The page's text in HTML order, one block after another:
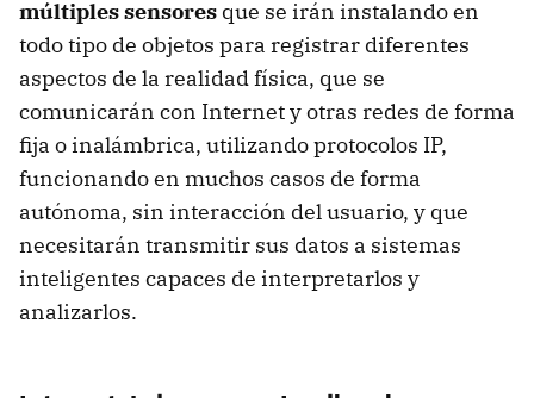
múltiples sensores que se irán instalando en
todo tipo de objetos para registrar diferentes
aspectos de la realidad física, que se
comunicarán con Internet y otras redes de forma
fija o inalámbrica, utilizando protocolos IP,
funcionando en muchos casos de forma
autónoma, sin interacción del usuario, y que
necesitarán transmitir sus datos a sistemas
inteligentes capaces de interpretarlos y
analizarlos.